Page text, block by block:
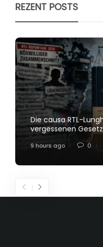
REZENT POSTS
Die causa RTL-
vergessenen
9 hours ago 0